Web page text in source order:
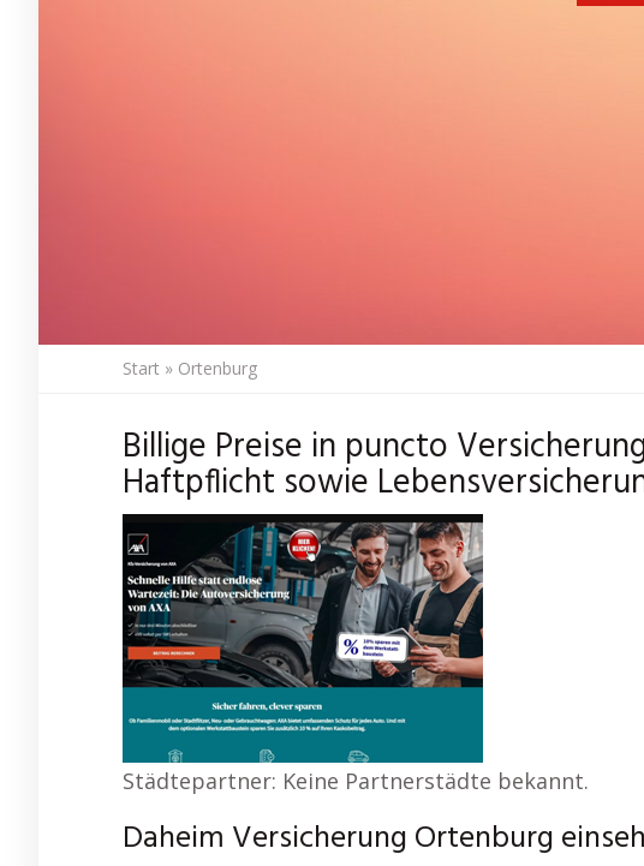
Start » Ortenburg
Billige Preise in puncto
Haftpflicht sowie
Städtepartner: Keine Partnerstädte bekannt.
Daheim Versicherung Ortenburg